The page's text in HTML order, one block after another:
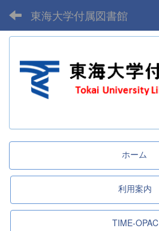
東海大学付属図書館
ホーム
利用案内
TIME-OPAC